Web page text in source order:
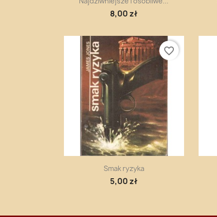
8,00 zł
Szybki podgląd
Smak ryzyka
5,00 zł
favorite_border